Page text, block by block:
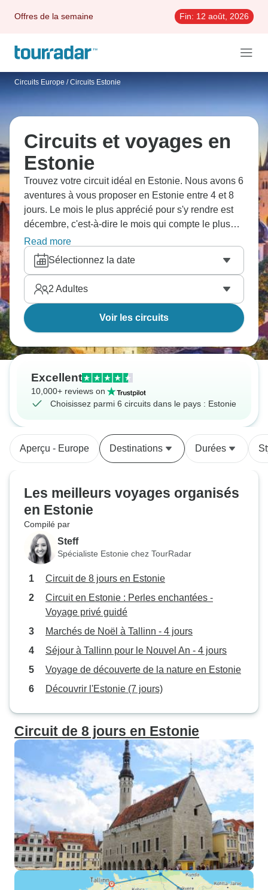
Offres de la semaine Fin: 12 août, 2026
Circuits Europe / Circuits Estonie
Circuits et voyages en
Estonie
Trouvez votre circuit idéal en Estonie. Nous avons 6
aventures à vous proposer en Estonie entre 4 et 8
jours. Le mois le plus apprécié pour s'y rendre est
décembre, c'est-à-dire le mois qui compte le plus
grand nombre de départs.
Read more
Sélectionnez la date
2 Adultes
Voir les circuits
Excellent
10,000+ reviews on
Choisissez parmi 6 circuits dans le pays : Estonie
Aperçu - Europe Destinations Durées
Les meilleurs voyages organisés
en Estonie
Compilé par
Steff
Spécialiste Estonie chez TourRadar
Circuit de 8 jours en Estonie
Circuit en Estonie : Perles enchantées -
Voyage privé guidé
Marchés de Noël à Tallinn - 4 jours
Séjour à Tallinn pour le Nouvel An - 4 jours
Voyage de découverte de la nature en Estonie
Découvrir l'Estonie (7 jours)
Circuit de 8 jours en Estonie